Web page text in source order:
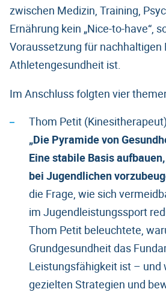
zwischen Medizin, Training,
Ernährung kein „Nice-to-have“,
Voraussetzung für nachhaltigen
Athletengesundheit ist.
Im Anschluss folgten vier
Thom Petit
„Die Pyramide von
Eine stabile Basis
bei Jugendlichen
die Frage, wie sich
im Jugendleistungssport
Thom Petit beleuchtete,
Grundgesundheit das
Leistungsfähigkeit ist – und
gezielten Strategien und